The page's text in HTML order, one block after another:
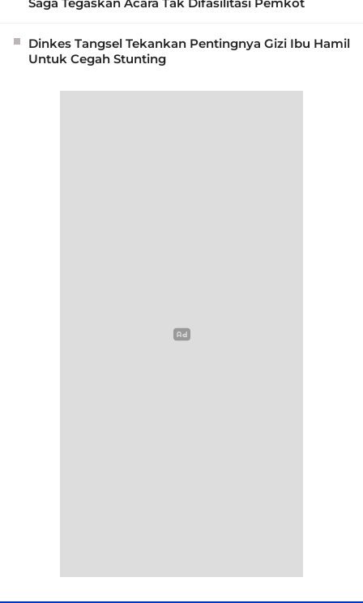
Saga Tegaskan Acara Tak Difasilitasi Pemkot
Dinkes Tangsel Tekankan Pentingnya Gizi Ibu Hamil
Untuk Cegah Stunting